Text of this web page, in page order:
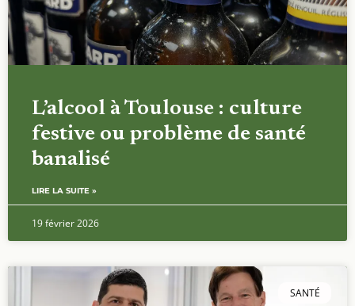
L’alcool à Toulouse : culture
festive ou problème de santé
banalisé
LIRE LA SUITE »
19 février 2026
SANTÉ